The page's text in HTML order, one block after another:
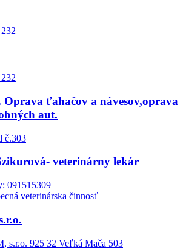
Oprava ťahačov a návesov,oprava
aut.
č.303
veterinárny lekár
091515309
veterinárska činnosť
s.r.o. 925 32 Veľká Mača 503